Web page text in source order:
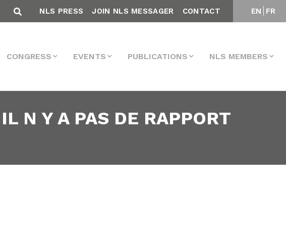
EN FR
NLS PRESS JOIN NLS MESSAGER CONTACT
CONGRESS EVENTS PUBLICATIONS NLS MEMBERS
N Y A PAS DE RAPPORT